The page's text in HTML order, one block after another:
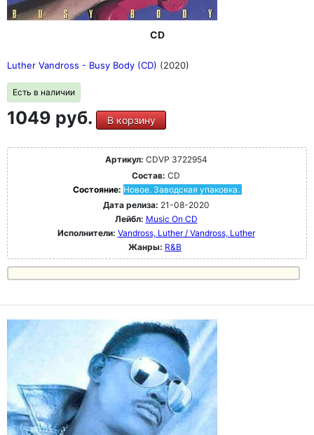
CD
Luther Vandross - Busy Body (CD) (2020)
Есть в наличии
1049 руб. В корзину
Артикул: CDVP 3722954
Состав: CD
Состояние: Новое. Заводская упаковка.
Дата релиза: 21-08-2020
Лейбл: Music On CD
Исполнители: Vandross, Luther / Vandross, Luther
Жанры: R&B